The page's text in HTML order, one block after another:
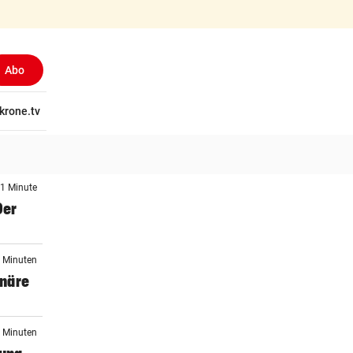
Abo
krone.tv
Minute
Minuten
Minuten